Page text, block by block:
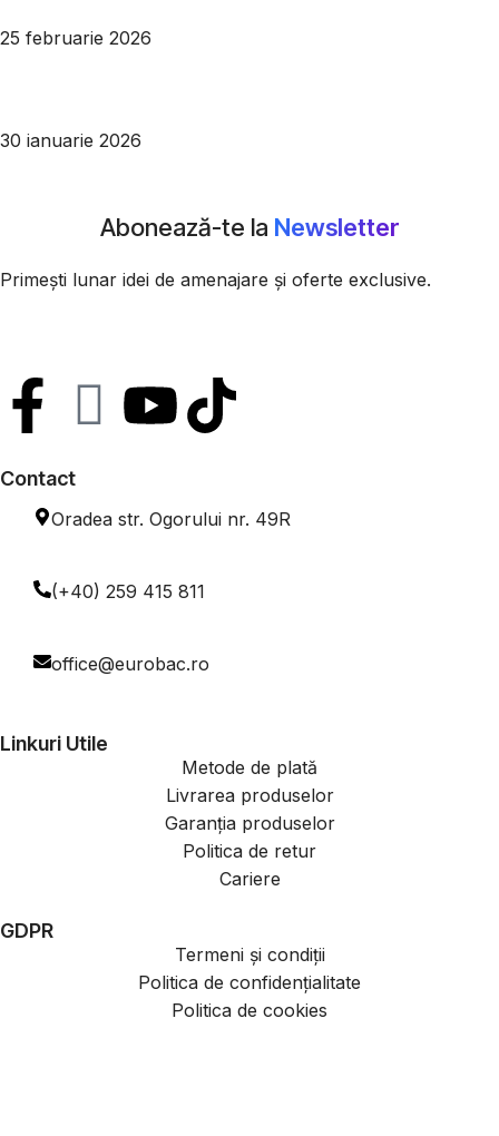
25 februarie 2026
30 ianuarie 2026
Abonează-te la Newsletter
Primești lunar idei de amenajare și oferte exclusive.
Contact
Oradea str. Ogorului nr. 49R
(+40) 259 415 811
office@eurobac.ro
Linkuri Utile
Metode de plată
Livrarea produselor
Garanția produselor
Politica de retur
Cariere
GDPR
Termeni și condiții
Politica de confidențialitate
Politica de cookies